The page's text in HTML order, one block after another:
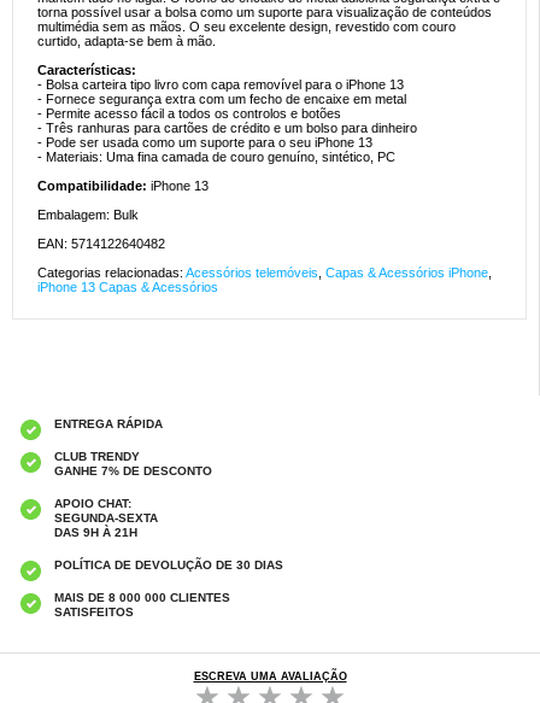
torna possível usar a bolsa como um suporte para visualização de conteúdos
multimédia sem as mãos. O seu excelente design, revestido com couro
curtido, adapta-se bem à mão.
Características:
- Bolsa carteira tipo livro com capa removível para o iPhone 13
- Fornece segurança extra com um fecho de encaixe em metal
- Permite acesso fácil a todos os controlos e botões
- Três ranhuras para cartões de crédito e um bolso para dinheiro
- Pode ser usada como um suporte para o seu iPhone 13
- Materiais: Uma fina camada de couro genuíno, sintético, PC
Compatibilidade: iPhone 13
Embalagem: Bulk
EAN: 5714122640482
Categorias relacionadas: Acessórios telemóveis Capas & Acessórios iPhone
iPhone 13 Capas & Acessórios
ENTREGA RÁPIDA
CLUB TRENDY
GANHE 7% DE DESCONTO
APOIO CHAT:
SEGUNDA-SEXTA
DAS 9H À 21H
POLÍTICA DE DEVOLUÇÃO DE 30 DIAS
MAIS DE 8 000 000 CLIENTES
SATISFEITOS
ESCREVA UMA AVALIAÇÃO